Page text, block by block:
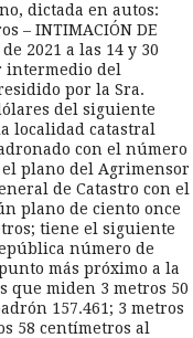
dictada en autos:
– INTIMACIÓN DE
2021 a las 14 y 30
intermedio del
por la Sra.
del siguiente
localidad catastral
con el número
el plano del Agrimensor
de Catastro con el
plano de ciento once
tiene el siguiente
número de
más próximo a la
que miden 3 metros 50
157.461; 3 metros
58 centímetros al